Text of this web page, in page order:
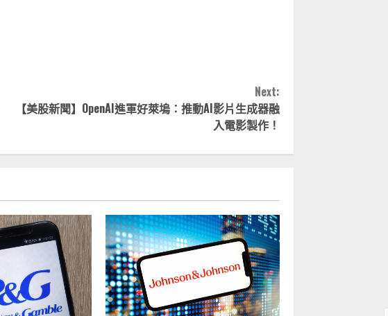
Next:
【美股新聞】OpenAI進軍好萊塢：推動AI影片生成器融
入電影製作！